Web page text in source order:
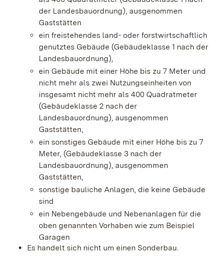
der Landesbauordnung), ausgenommen
Gaststätten
ein freistehendes land- oder forstwirtschaftlich
genutztes Gebäude (Gebäudeklasse 1 nach der
Landesbauordnung),
ein Gebäude mit einer Höhe bis zu 7 Meter und
nicht mehr als zwei Nutzungseinheiten von
insgesamt nicht mehr als 400 Quadratmeter
(Gebäudeklasse 2 nach der
Landesbauordnung), ausgenommen
Gaststätten,
ein sonstiges Gebäude mit einer Höhe bis zu 7
Meter, (Gebäudeklasse 3 nach der
Landesbauordnung), ausgenommen
Gaststätten,
sonstige bauliche Anlagen, die keine Gebäude
sind
ein Nebengebäude und Nebenanlagen für die
oben genannten Vorhaben wie zum Beispiel
Garagen
Es handelt sich nicht um einen Sonderbau.